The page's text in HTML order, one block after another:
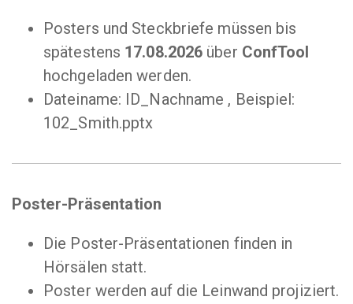
Posters und Steckbriefe müssen bis
spätestens 17.08.2026 über ConfTool
hochgeladen werden.
Dateiname: ID_Nachname , Beispiel:
102_Smith.pptx
Poster-Präsentation
Die Poster-Präsentationen finden in
Hörsälen statt.
Poster werden auf die Leinwand projiziert.